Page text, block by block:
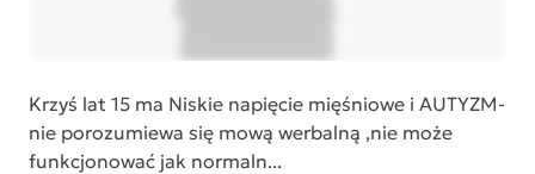
Krzyś lat 15 ma Niskie napięcie mięśniowe i AUTYZM-
nie porozumiewa się mową werbalną ,nie może
funkcjonować jak normaln...